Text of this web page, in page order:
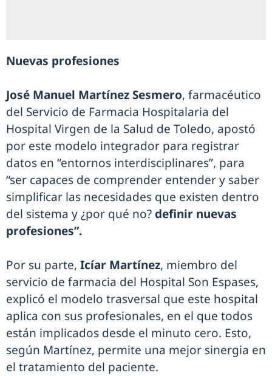
Nuevas profesiones
José Manuel Martínez Sesmero, farmacéutico
del Servicio de Farmacia Hospitalaria del
Hospital Virgen de la Salud de Toledo, apostó
por este modelo integrador para registrar
datos en “entornos interdisciplinares”, para
“ser capaces de comprender entender y saber
simplificar las necesidades que existen dentro
del sistema y ¿por qué no? definir nuevas
profesiones”.
Por su parte, Icíar Martínez, miembro del
servicio de farmacia del Hospital Son Espases,
explicó el modelo trasversal que este hospital
aplica con sus profesionales, en el que todos
están implicados desde el minuto cero. Esto,
según Martínez, permite una mejor sinergia en
el tratamiento del paciente.